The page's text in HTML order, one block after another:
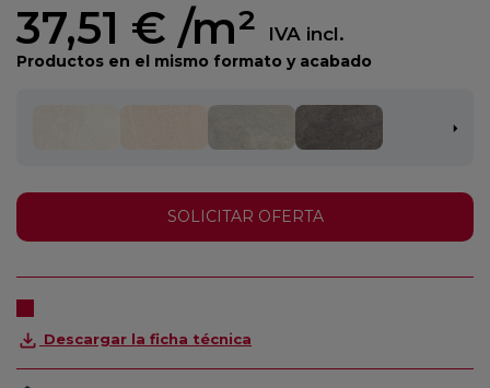
37,51 € /m² IVA incl.
Productos en el mismo formato y acabado
SOLICITAR OFERTA
Descargar la ficha técnica